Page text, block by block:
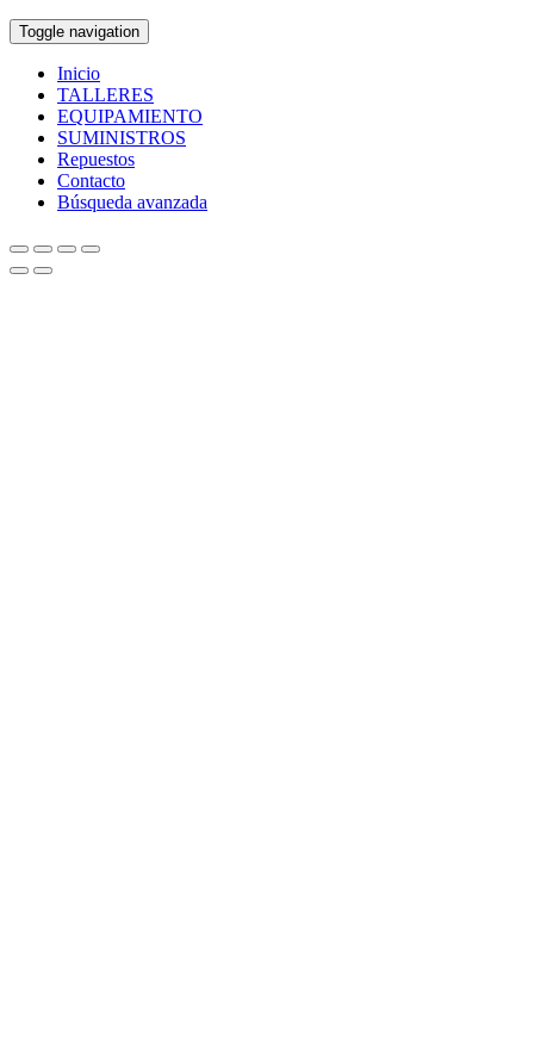
Toggle navigation
Inicio
TALLERES
EQUIPAMIENTO
SUMINISTROS
Repuestos
Contacto
Búsqueda avanzada